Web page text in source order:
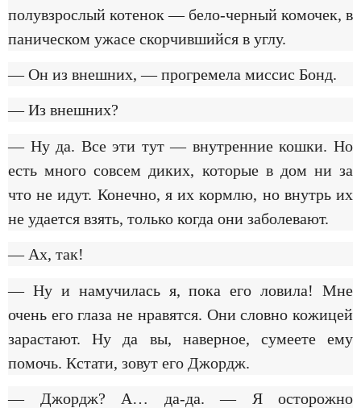
полувзрослый котенок — бело-черный комочек, в
паническом ужасе скорчившийся в углу.
— Он из внешних, — прогремела миссис Бонд.
— Из внешних?
— Ну да. Все эти тут — внутренние кошки. Но
есть много совсем диких, которые в дом ни за
что не идут. Конечно, я их кормлю, но внутрь их
не удается взять, только когда они заболевают.
— Ах, так!
— Ну и намучилась я, пока его ловила! Мне
очень его глаза не нравятся. Они словно кожицей
зарастают. Ну да вы, наверное, сумеете ему
помочь. Кстати, зовут его Джордж.
— Джордж? А… да-да. — Я осторожно